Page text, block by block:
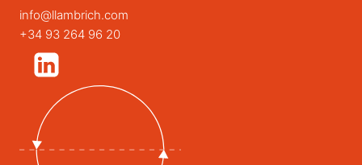
info@llambrich.com
+34 93 264 96 20